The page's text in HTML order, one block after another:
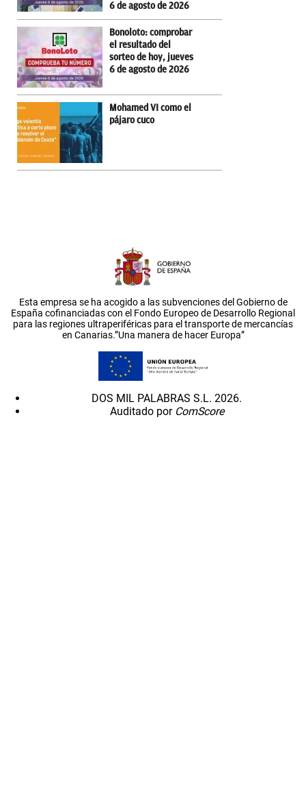
6 de agosto de 2026
Bonoloto: comprobar
el resultado del
sorteo de hoy, jueves
6 de agosto de 2026
Mohamed VI como el
pájaro cuco
Esta empresa se ha acogido a las subvenciones del Gobierno de
España cofinanciadas con el Fondo Europeo de Desarrollo Regional
para las regiones ultraperiféricas para el transporte de mercancías
en Canarias.”Una manera de hacer Europa”
DOS MIL PALABRAS S.L. 2026.
Auditado por ComScore